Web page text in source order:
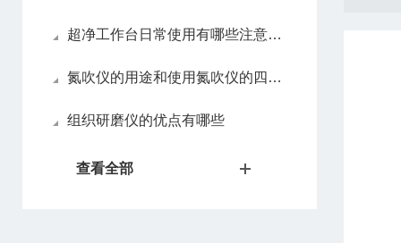
超净工作台日常使用有哪些注意事项
氮吹仪的用途和使用氮吹仪的四大优势
组织研磨仪的优点有哪些
查看全部